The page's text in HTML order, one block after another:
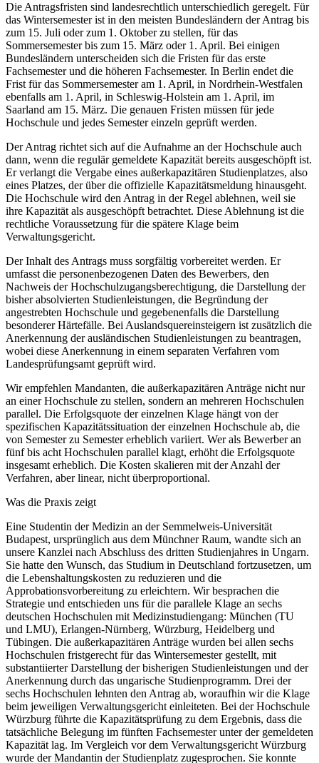
Die Antragsfristen sind landesrechtlich unterschiedlich geregelt. Für
das Wintersemester ist in den meisten Bundesländern der Antrag bis
zum 15. Juli oder zum 1. Oktober zu stellen, für das
Sommersemester bis zum 15. März oder 1. April. Bei einigen
Bundesländern unterscheiden sich die Fristen für das erste
Fachsemester und die höheren Fachsemester. In Berlin endet die
Frist für das Sommersemester am 1. April, in Nordrhein-Westfalen
ebenfalls am 1. April, in Schleswig-Holstein am 1. April, im
Saarland am 15. März. Die genauen Fristen müssen für jede
Hochschule und jedes Semester einzeln geprüft werden.
Der Antrag richtet sich auf die Aufnahme an der Hochschule auch
dann, wenn die regulär gemeldete Kapazität bereits ausgeschöpft ist.
Er verlangt die Vergabe eines außerkapazitären Studienplatzes, also
eines Platzes, der über die offizielle Kapazitätsmeldung hinausgeht.
Die Hochschule wird den Antrag in der Regel ablehnen, weil sie
ihre Kapazität als ausgeschöpft betrachtet. Diese Ablehnung ist die
rechtliche Voraussetzung für die spätere Klage beim
Verwaltungsgericht.
Der Inhalt des Antrags muss sorgfältig vorbereitet werden. Er
umfasst die personenbezogenen Daten des Bewerbers, den
Nachweis der Hochschulzugangsberechtigung, die Darstellung der
bisher absolvierten Studienleistungen, die Begründung der
angestrebten Hochschule und gegebenenfalls die Darstellung
besonderer Härtefälle. Bei Auslandsquereinsteigern ist zusätzlich die
Anerkennung der ausländischen Studienleistungen zu beantragen,
wobei diese Anerkennung in einem separaten Verfahren vom
Landesprüfungsamt geprüft wird.
Wir empfehlen Mandanten, die außerkapazitären Anträge nicht nur
an einer Hochschule zu stellen, sondern an mehreren Hochschulen
parallel. Die Erfolgsquote der einzelnen Klage hängt von der
spezifischen Kapazitätssituation der einzelnen Hochschule ab, die
von Semester zu Semester erheblich variiert. Wer als Bewerber an
fünf bis acht Hochschulen parallel klagt, erhöht die Erfolgsquote
insgesamt erheblich. Die Kosten skalieren mit der Anzahl der
Verfahren, aber linear, nicht überproportional.
Was die Praxis zeigt
Eine Studentin der Medizin an der Semmelweis-Universität
Budapest, ursprünglich aus dem Münchner Raum, wandte sich an
unsere Kanzlei nach Abschluss des dritten Studienjahres in Ungarn.
Sie hatte den Wunsch, das Studium in Deutschland fortzusetzen, um
die Lebenshaltungskosten zu reduzieren und die
Approbationsvorbereitung zu erleichtern. Wir besprachen die
Strategie und entschieden uns für die parallele Klage an sechs
deutschen Hochschulen mit Medizinstudiengang: München (TU
und LMU), Erlangen-Nürnberg, Würzburg, Heidelberg und
Tübingen. Die außerkapazitären Anträge wurden bei allen sechs
Hochschulen fristgerecht für das Wintersemester gestellt, mit
substantiierter Darstellung der bisherigen Studienleistungen und der
Anerkennung durch das ungarische Studienprogramm. Drei der
sechs Hochschulen lehnten den Antrag ab, woraufhin wir die Klage
beim jeweiligen Verwaltungsgericht einleiteten. Bei der Hochschule
Würzburg führte die Kapazitätsprüfung zu dem Ergebnis, dass die
tatsächliche Belegung im fünften Fachsemester unter der gemeldeten
Kapazität lag. Im Vergleich vor dem Verwaltungsgericht Würzburg
wurde der Mandantin der Studienplatz zugesprochen. Sie konnte